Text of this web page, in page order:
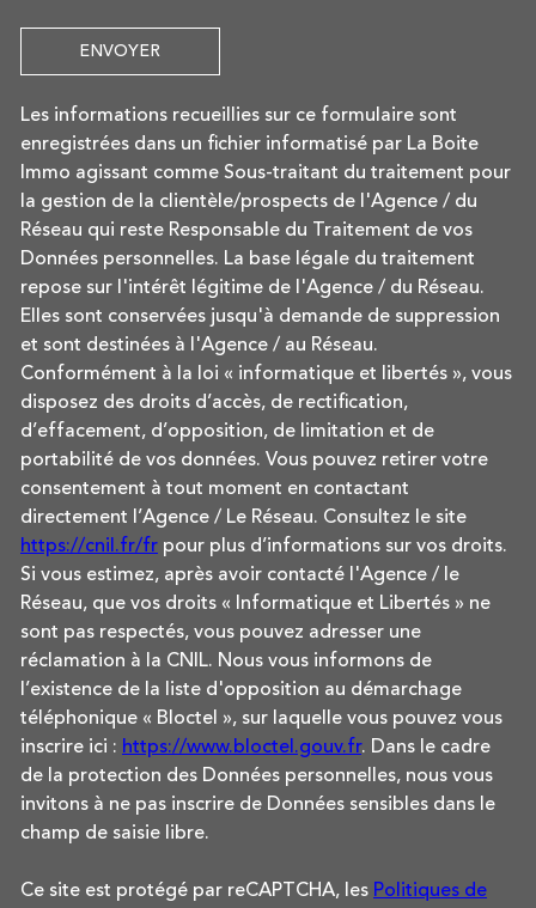
ENVOYER
Les informations recueillies sur ce formulaire sont
enregistrées dans un fichier informatisé par La Boite
Immo agissant comme Sous-traitant du traitement pour
la gestion de la clientèle/prospects de l'Agence / du
Réseau qui reste Responsable du Traitement de vos
Données personnelles. La base légale du traitement
repose sur l'intérêt légitime de l'Agence / du Réseau.
Elles sont conservées jusqu'à demande de suppression
et sont destinées à l'Agence / au Réseau.
Conformément à la loi « informatique et libertés », vous
disposez des droits d’accès, de rectification,
d’effacement, d’opposition, de limitation et de
portabilité de vos données. Vous pouvez retirer votre
consentement à tout moment en contactant
directement l’Agence / Le Réseau. Consultez le site
https://cnil.fr/fr pour plus d’informations sur vos droits.
Si vous estimez, après avoir contacté l'Agence / le
Réseau, que vos droits « Informatique et Libertés » ne
sont pas respectés, vous pouvez adresser une
réclamation à la CNIL. Nous vous informons de
l’existence de la liste d'opposition au démarchage
téléphonique « Bloctel », sur laquelle vous pouvez vous
inscrire ici : https://www.bloctel.gouv.fr. Dans le cadre
de la protection des Données personnelles, nous vous
invitons à ne pas inscrire de Données sensibles dans le
champ de saisie libre.
Ce site est protégé par reCAPTCHA, les Politiques de